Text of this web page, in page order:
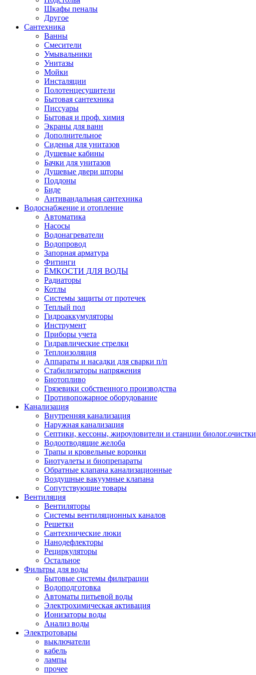
Шкафы пеналы
Другое
Сантехника
Ванны
Смесители
Умывальники
Унитазы
Мойки
Инсталяции
Полотенцесушители
Бытовая сантехника
Писсуары
Бытовая и проф. химия
Экраны для ванн
Дополнительное
Сиденья для унитазов
Душевые кабины
Бачки для унитазов
Душевые двери шторы
Поддоны
Биде
Антивандальная сантехника
Водоснабжение и отопление
Автоматика
Насосы
Водонагреватели
Водопровод
Запорная арматура
Фитинги
ЁМКОСТИ ДЛЯ ВОДЫ
Радиаторы
Котлы
Системы защиты от протечек
Теплый пол
Гидроаккумуляторы
Инструмент
Приборы учета
Гидравлические стрелки
Теплоизоляция
Аппараты и насадки для сварки п/п
Стабилизаторы напряжения
Биотопливо
Грязевики собственного производства
Противопожарное оборудование
Канализация
Внутренняя канализация
Наружная канализация
Септики, кессоны, жироуловители и станции биолог.очистки
Водоотводящие желоба
Трапы и кровельные воронки
Биотуалеты и биопрепараты
Обратные клапана канализационные
Воздушные вакуумные клапана
Сопутствующие товары
Вентиляция
Вентиляторы
Системы вентиляционных каналов
Решетки
Сантехнические люки
Нанодефлекторы
Рециркуляторы
Остальное
Фильтры для воды
Бытовые системы фильтрации
Водоподготовка
Автоматы питьевой воды
Электрохимическая активация
Ионизаторы воды
Анализ воды
Электротовары
выключатели
кабель
лампы
прочее